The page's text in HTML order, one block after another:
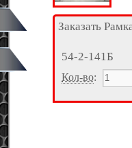
Заказать
54-2-141Б
Кол-во: